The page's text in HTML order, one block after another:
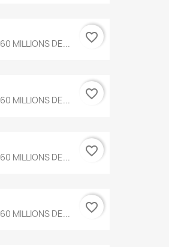
60 MILLIONS DE... favorite_border
60 MILLIONS DE... favorite_border
60 MILLIONS DE... favorite_border
60 MILLIONS DE... favorite_border